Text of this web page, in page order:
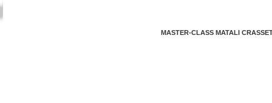
MASTER-CLASS MATALI